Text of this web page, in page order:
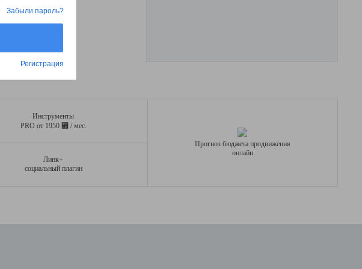
Инструменты
PRO от 1950 ⃏ / мес.
Линк+
социальный плагин
Прогноз бюджета продвижения
онлайн
Регистрация
Забыли пароль?